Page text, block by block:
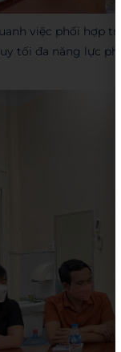
việc phối hợp
tối đa năng lực